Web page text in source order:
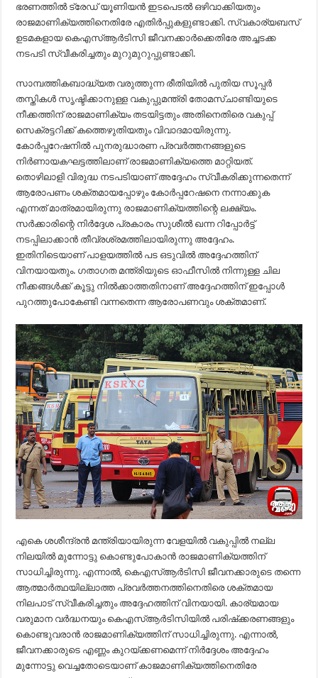
ഭരണത്തില്‍ ട്രേഡ് യൂണിയന്‍ ഇടപെടല്‍ ഒഴിവാക്കിയതും
രാജമാണിക്യത്തിനെതിരേ എതിര്‍പ്പുകളുണ്ടാക്കി. സ്വകാര്യബസ്
ഉടമകളായ കെഎസ്ആര്‍ടിസി ജീവനക്കാര്‍ക്കെതിരേ അച്ചടക്ക
നടപടി സ്വീകരിച്ചതും മുറുമുറുപ്പുണ്ടാക്കി.
സാമ്പത്തികബാദ്ധ്യത വരുത്തുന്ന രീതിയില്‍ പുതിയ സൂപ്പര്‍
തസ്തികള്‍ സൃഷ്ടിക്കാനുള്ള വകുപ്പുമന്ത്രി തോമസ്ചാണ്ടിയുടെ
നീക്കത്തിന് രാജമാണിക്യം തടയിട്ടതും അതിനെതിരെ വകുപ്പ്
സെക്രട്ടറിക്ക് കത്തെഴുതിയതും വിവാദമായിരുന്നു.
കോര്‍പ്പറേഷനില്‍ പുനരുദ്ധാരണ പ്രവര്‍ത്തനങ്ങളുടെ
നിര്‍ണായകഘട്ടത്തിലാണ് രാജമാണിക്യത്തെ മാറ്റിയത്.
തൊഴിലാളി വിരുദ്ധ നടപടിയാണ് അദ്ദേഹം സ്വീകരിക്കുന്നതെന്ന്
ആരോപണം ശക്തമായപ്പോഴും കോര്‍പ്പറേഷനെ നന്നാക്കുക
എന്നത് മാത്രമായിരുന്നു രാജമാണിക്യത്തിന്റെ ലക്ഷ്യം.
സര്‍ക്കാരിന്റെ നിര്‍ദ്ദേശ പ്രകാരം സുശീല്‍ ഖന്ന റിപ്പോര്‍ട്ട്
നടപ്പിലാക്കാന്‍ തീവ്രശ്രമത്തിലായിരുന്നു അദ്ദേഹം.
ഇതിനിടെയാണ് പാളയത്തില്‍ പട ഒടുവില്‍ അദ്ദേഹത്തിന്
വിനയായതും. ഗതാഗത മന്ത്രിയുടെ ഓഫീസില്‍ നിന്നുള്ള ചില
നീക്കങ്ങള്‍ക്ക് കൂട്ടു നില്‍ക്കാത്തതിനാണ് അദ്ദേഹത്തിന് ഇപ്പോള്‍
പുറത്തുപോകേണ്ടി വന്നതെന്ന ആരോപണവും ശക്തമാണ്.
എകെ ശശീന്ദ്രന്‍ മന്ത്രിയായിരുന്ന വേളയില്‍ വകുപ്പില്‍ നല്ല
നിലയില്‍ മുന്നോട്ടു കൊണ്ടുപോകാന്‍ രാജമാണിക്യത്തിന്
സാധിച്ചിരുന്നു. എന്നാല്‍, കെഎസ്ആര്‍ടിസി ജീവനക്കാരുടെ തന്നെ
ആത്മാര്‍ത്ഥയില്ലാത്ത പ്രവര്‍ത്തനത്തിനെതിരെ ശക്തമായ
നിലപാട് സ്വീകരിച്ചതും അദ്ദേഹത്തിന് വിനയായി. കാര്യമായ
വരുമാന വര്‍ദ്ധനയും കെഎസ്ആര്‍ടിസിയില്‍ പരിഷ്‌ക്കരണങ്ങളും
കൊണ്ടുവരാന്‍ രാജമാണിക്യത്തിന് സാധിച്ചിരുന്നു. എന്നാല്‍,
ജീവനക്കാരുടെ എണ്ണം കുറയ്ക്കണമെന്ന് നിര്‍ദ്ദേശം അദ്ദേഹം
മുന്നോട്ടു വെച്ചതോടെയാണ് കാജമാണിക്യത്തിനെതിരേ